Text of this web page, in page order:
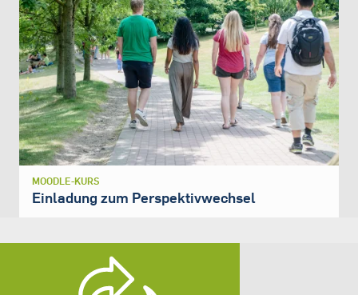
MOODLE-KURS
Einladung zum Perspektivwechsel